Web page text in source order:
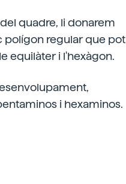
quadre, li donarem
polígon regular que pot
equilàter i l'hexàgon.
i hexaminos.